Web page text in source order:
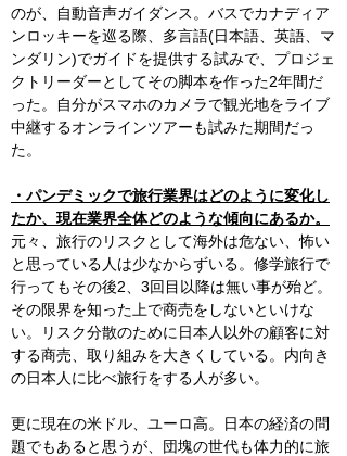
のが、自動音声ガイダンス。バスでカナディア
ンロッキーを巡る際、多言語(日本語、英語、マ
ンダリン)でガイドを提供する試みで、プロジェ
クトリーダーとしてその脚本を作った2年間だ
った。自分がスマホのカメラで観光地をライブ
中継するオンラインツアーも試みた期間だっ
た。
・パンデミックで旅行業界はどのように変化し
たか、現在業界全体どのような傾向にあるか。
元々、旅行のリスクとして海外は危ない、怖い
と思っている人は少なからずいる。修学旅行で
行ってもその後2、3回目以降は無い事が殆ど。
その限界を知った上で商売をしないといけな
い。リスク分散のために日本人以外の顧客に対
する商売、取り組みを大きくしている。内向き
の日本人に比べ旅行をする人が多い。
更に現在の米ドル、ユーロ高。日本の経済の問
題でもあると思うが、団塊の世代も体力的に旅